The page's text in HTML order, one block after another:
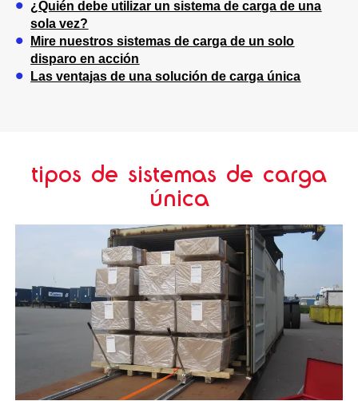
¿Quién debe utilizar un sistema de carga de una
sola vez?
Mire nuestros sistemas de carga de un solo
disparo en acción
Las ventajas de una solución de carga única
tipos de sistemas de carga
única